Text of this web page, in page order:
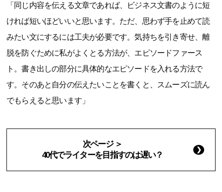
「同じ内容を伝える文章であれば、ビジネス文書のように短
ければ短いほどいいと思います。ただ、思わず手を止めて読
みたい文にするには工夫が必要です。気持ちを引き寄せ、離
脱を防ぐために私がよくとる方法が、エピソードファース
ト。書き出しの部分に具体的なエピソードを入れる方法で
す。そのあと自分の伝えたいことを書くと、スムーズに読ん
でもらえると思います」
次ページ ＞
40代でライターを目指すのは遅い？